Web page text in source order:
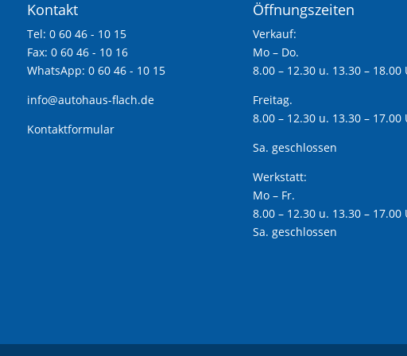
Kontakt
Tel: 0 60 46 - 10 15
Fax: 0 60 46 - 10 16
WhatsApp: 0 60 46 - 10 15
info@autohaus-flach.de
Kontaktformular
Öffnungszeiten
Verkauf:
Mo – Do.
8.00 – 12.30 u. 13.30 – 18.00
Freitag.
8.00 – 12.30 u. 13.30 – 17.00
Sa. geschlossen
Werkstatt:
Mo – Fr.
8.00 – 12.30 u. 13.30 – 17.00
Sa. geschlossen